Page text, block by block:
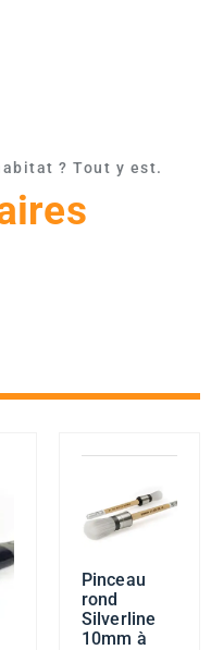
? Tout y est.
Pinceau
rond
Silverline
10mm à